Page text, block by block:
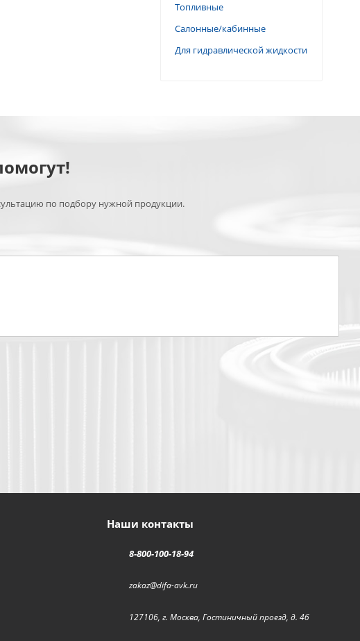
Топливные
Салонные/кабинные
Для гидравлической жидкости
по подбору нужной продукции.
Наши контакты
8-800-100-18-94
zakaz@difa-avk.ru
127106, г. Москва, Гостиничный проезд, д. 4б